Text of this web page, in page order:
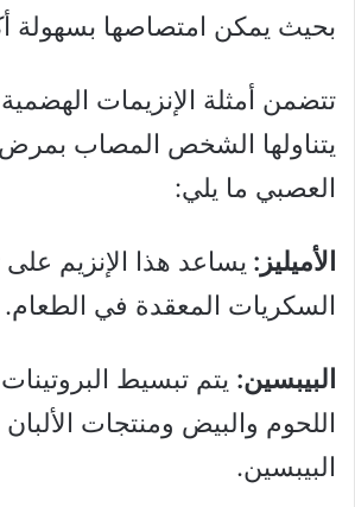
بحيث يمكن امتصاصها بسهولة
تتضمن أمثلة الإنزيمات
يتناولها الشخص المصاب بمرض
العصبي ما يلي:
الأميليز: يساعد هذا الإنزيم
السكريات المعقدة في الطعام.
البيبسين: يتم تبسيط
اللحوم والبيض ومنتجات
البيبسين.